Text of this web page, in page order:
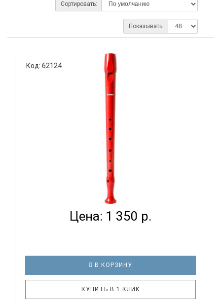
Сортировать:
Показывать:
Код: 62124
HOHNER B95084 RE - БЛОКФЛЕЙТА СОПРАНО
НЕМЕЦКАЯ СИС...
Цена: 1 350 р.
В КОРЗИНУ
КУПИТЬ В 1 КЛИК